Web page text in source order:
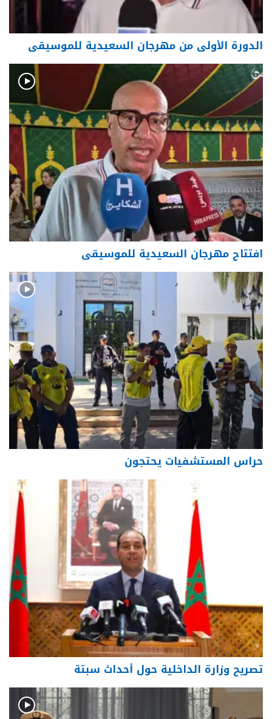
الدورة الأولى من مهرجان السعيدية للموسيقى
افتتاح مهرجان السعيدية للموسيقى
حراس المستشفيات يحتجون
تصريح وزارة الداخلية حول أحداث سبتة